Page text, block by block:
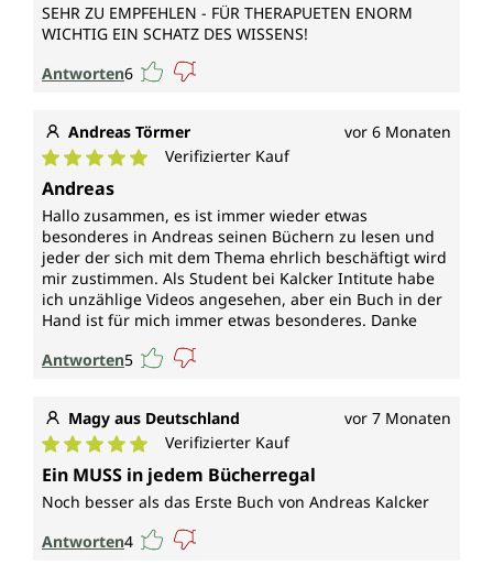
SEHR ZU EMPFEHLEN - FÜR THERAPUETEN ENORM
WICHTIG EIN SCHATZ DES WISSENS!
Antworten6
Andreas Törmer vor 6 Monaten
Durchschnittliche Bewertung von 5 von 5 Sternen
Verifizierter Kauf
Andreas
Hallo zusammen, es ist immer wieder etwas
besonderes in Andreas seinen Büchern zu lesen und
jeder der sich mit dem Thema ehrlich beschäftigt wird
mir zustimmen. Als Student bei Kalcker Intitute habe
ich unzählige Videos angesehen, aber ein Buch in der
Hand ist für mich immer etwas besonderes. Danke
Antworten5
Magy aus Deutschland vor 7 Monaten
Durchschnittliche Bewertung von 5 von 5 Sternen
Verifizierter Kauf
Ein MUSS in jedem Bücherregal
Noch besser als das Erste Buch von Andreas Kalcker
Antworten4